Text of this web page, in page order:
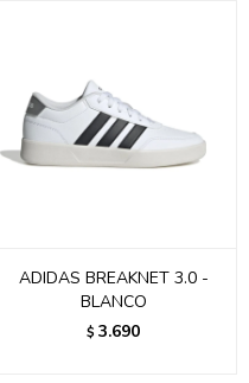
ADIDAS BREAKNET 3.0 -
BLANCO
$ 3.690